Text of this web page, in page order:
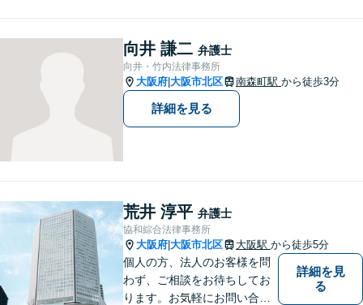
財・労働問題【夜間・休日対
応】
向井 謙二 弁護士
向井・竹内法律事務所
大阪府 大阪市北区 南森町駅 から徒歩3分
詳細を見る
荒井 淳平 弁護士
協和綜合法律事務所
大阪府 大阪市北区 大阪駅 から徒歩5分
個人の方、法人のお客様を問
わず、ご相談をお待ちしてお
ります。お気軽にお問い合わ
詳細を見
る